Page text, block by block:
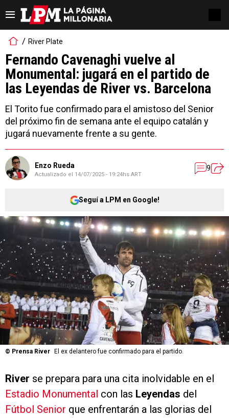
River Plate
Fernando Cavenaghi vuelve al
Monumental: jugará en el partido de
las Leyendas de River vs. Barcelona
El Torito fue confirmado para el amistoso del Senior
del próximo fin de semana ante el equipo catalán y
jugará nuevamente frente a su gente.
Enzo Rueda
Actualizado el 14/07/2025 - 19:24hs ART
9
Seguí a LPM en Google!
© Prensa River El ex delantero fue confirmado para el partido.
River se prepara para una cita inolvidable en el
Estadio Monumental con las Leyendas del
Fútbol Senior que enfrentarán a las glorias del